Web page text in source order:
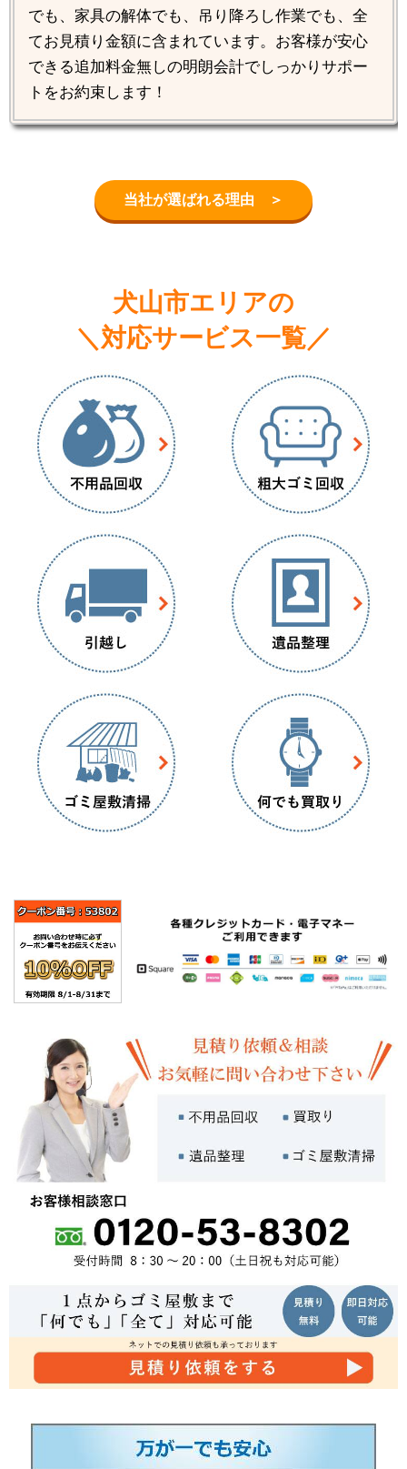
でも、家具の解体でも、吊り降ろし作業でも、全
てお見積り金額に含まれています。お客様が安心
できる追加料金無しの明朗会計でしっかりサポー
トをお約束します！
当社が選ばれる理由 ＞
犬山市エリアの
＼対応サービス一覧／